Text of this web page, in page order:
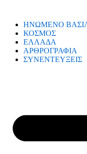
ΗΝΩΜΕΝΟ
ΚΟΣΜΟΣ
ΕΛΛΑΔΑ
ΑΡΘΡΟΓΡΑΦΙΑ
ΣΥΝΕΝΤΕΥΞΕΙΣ